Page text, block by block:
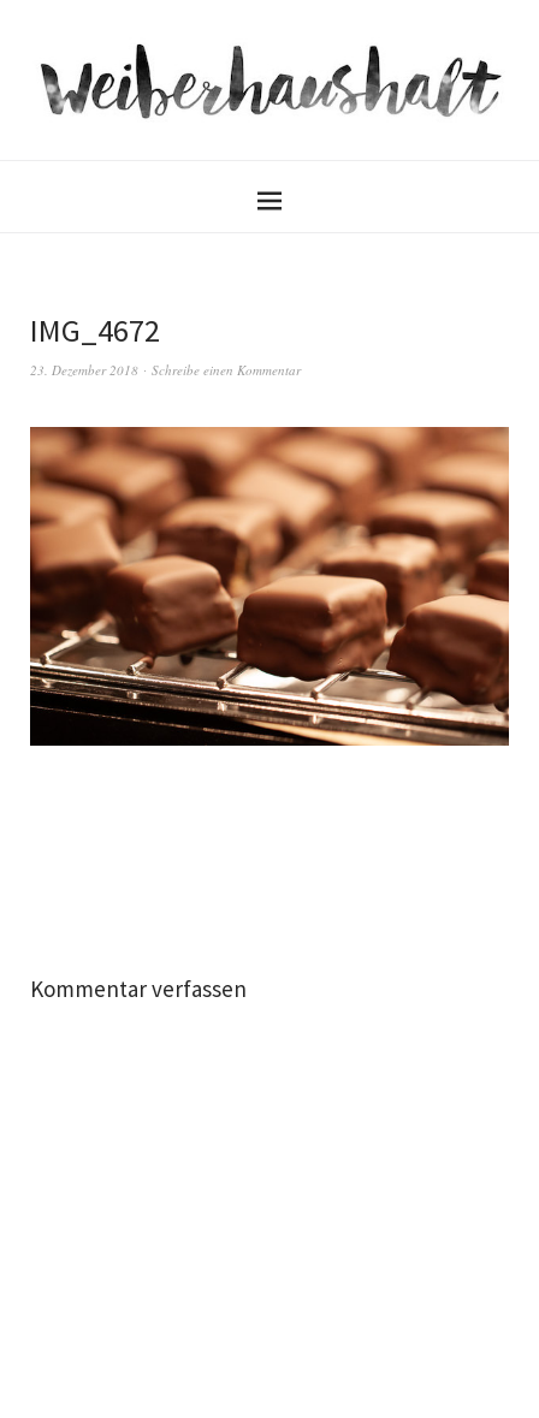
IMG_4672
23. Dezember 2018 Schreibe einen Kommentar
Kommentar verfassen